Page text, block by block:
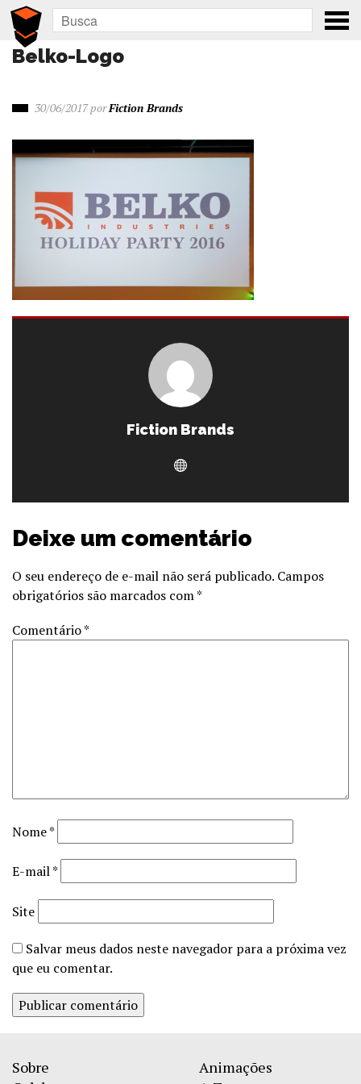
Belko-Logo
30/06/2017porFiction Brands
Fiction Brands
Deixe um comentário
O seu endereço de e-mail não será publicado. Campos
obrigatórios são marcados com*
Comentário*
Nome*
E-mail*
Site
Salvar meus dados neste navegador para a próxima vez
que eu comentar.
Sobre
Animações